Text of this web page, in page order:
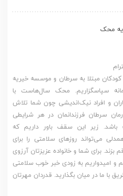
محک
کودکان مبتلا به سرطان و موسسه خیریه
سپاسگزاریم. محک سال‌هاست با
و افراد نیک‌اندیشی چون شما تلاش
سرطان فرزندانمان در هر شرایطی
باشد. زیر این سقف باور داریم که
می‌تواند روزهای سلامتی را برای
بزند. برای شما و خانواده عزیزتان آرزوی
و امیدواریم به زودی خبر خوب سلامتی
با ما در میان بگذارید. قدردان مهرتان